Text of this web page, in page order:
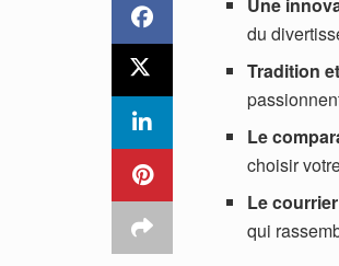
Une
du
Tradition
Le
choisir
Le
qui